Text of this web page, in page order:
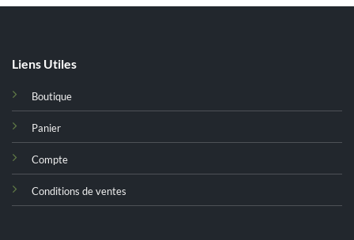
Liens Utiles
Boutique
Panier
Compte
Conditions de ventes